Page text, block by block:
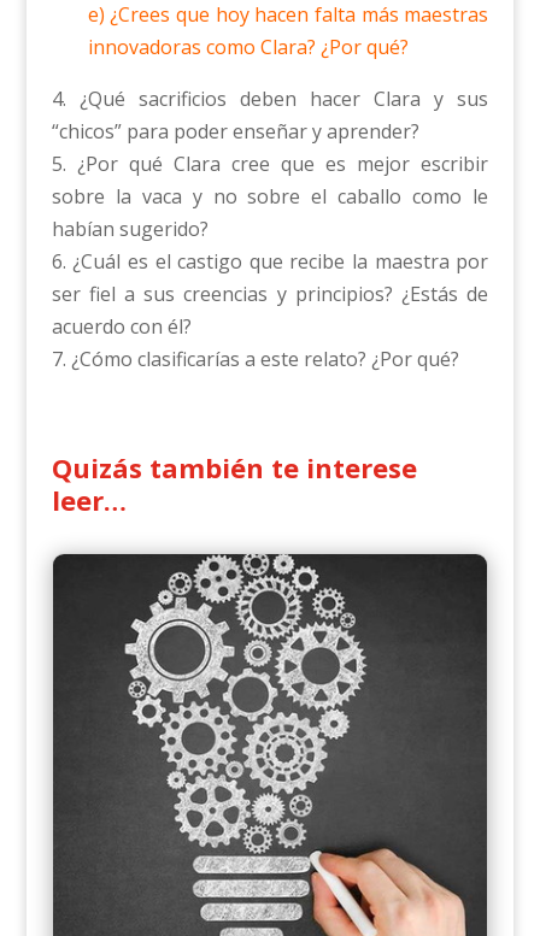
e) ¿Crees que hoy hacen falta más maestras
innovadoras como Clara? ¿Por qué?
4. ¿Qué sacrificios deben hacer Clara y sus
“chicos” para poder enseñar y aprender?
5. ¿Por qué Clara cree que es mejor escribir
sobre la vaca y no sobre el caballo como le
habían sugerido?
6. ¿Cuál es el castigo que recibe la maestra por
ser fiel a sus creencias y principios? ¿Estás de
acuerdo con él?
7. ¿Cómo clasificarías a este relato? ¿Por qué?
Quizás también te interese
leer…